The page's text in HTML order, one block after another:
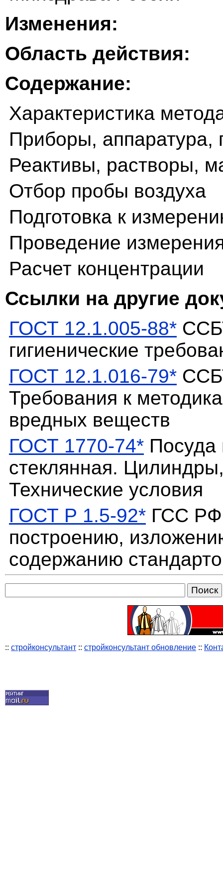
Изменения:
Область действия:
Содержание:
Характеристика
Приборы, аппаратура,
Реактивы, растворы,
Отбор пробы воздуха
Подготовка к
Проведение
Расчет концентрации
Ссылки на другие
ГОСТ 12.1.005-88*
гигиенические
ГОСТ 12.1.016-79*
Требования к
вредных веществ
ГОСТ 1770-74* Посуда
стеклянная.
Технические условия
ГОСТ Р 1.5-92* ГСС
построению,
содержанию
:: стройконсультант :: стройконсультант обновление ::